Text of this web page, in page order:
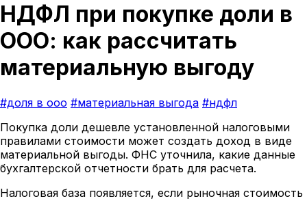
НДФЛ при покупке доли в
ООО: как рассчитать
материальную выгоду
#доля в ооо #материальная выгода #ндфл
Покупка доли дешевле установленной налоговыми
правилами стоимости может создать доход в виде
материальной выгоды. ФНС уточнила, какие данные
бухгалтерской отчетности брать для расчета.
Налоговая база появляется, если рыночная стоимость